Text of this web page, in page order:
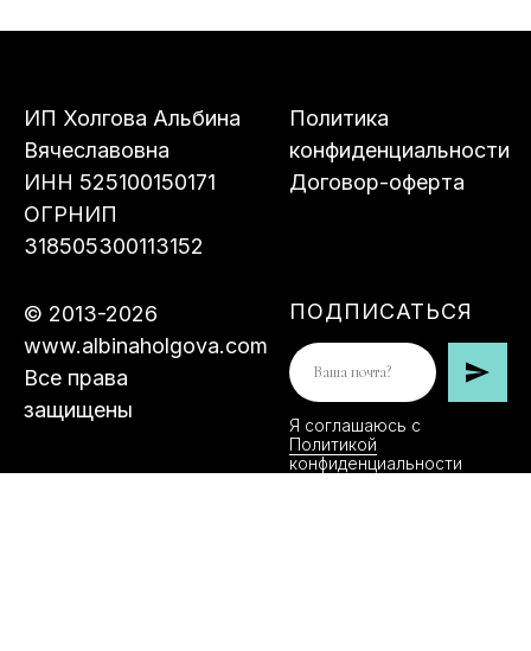
Вячеславовна
318505300113152
конфиденциальности
© 2013-2026
www.albinaholgova.com
ПОДПИСАТЬСЯ
Я соглашаюсь с
конфиденциальности